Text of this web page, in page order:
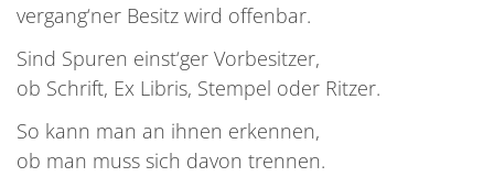
vergang‘ner Besitz wird offenbar.
Sind Spuren einst‘ger Vorbesitzer,
ob Schrift, Ex Libris, Stempel oder Ritzer.
So kann man an ihnen erkennen,
ob man muss sich davon trennen.